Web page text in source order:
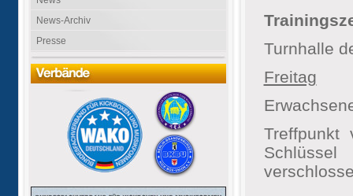
News-Archiv
Presse
Turnhalle
Freitag